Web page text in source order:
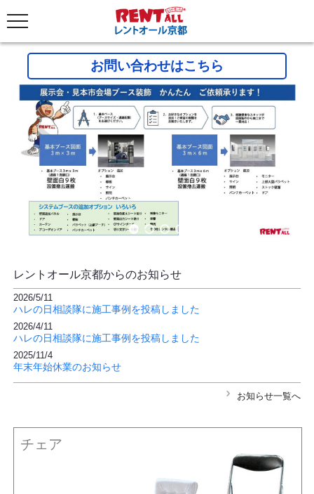
お問い合わせはこちら
レントオール京都からのお知らせ
2026/5/11
ハレの日相談隊に施工事例を投稿しました
2026/4/11
ハレの日相談隊に施工事例を投稿しました
2025/11/4
年末年始休業のお知らせ
お知らせ一覧へ
チェア